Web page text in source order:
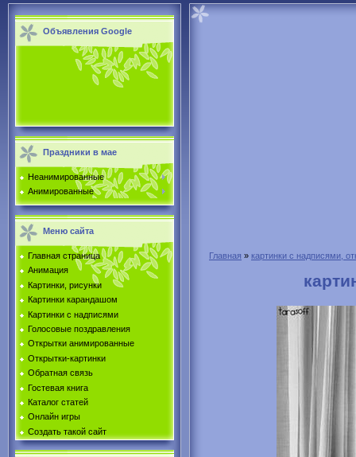
Объявления Google
Праздники в мае
Неанимированные
Анимированные
Меню сайта
Главная страница
Анимация
Картинки, рисунки
Картинки карандашом
Картинки с надписями
Голосовые поздравления
Открытки анимированные
Открытки-картинки
Обратная связь
Гостевая книга
Каталог статей
Онлайн игры
Создать такой сайт
Главная » картинки с надписями,